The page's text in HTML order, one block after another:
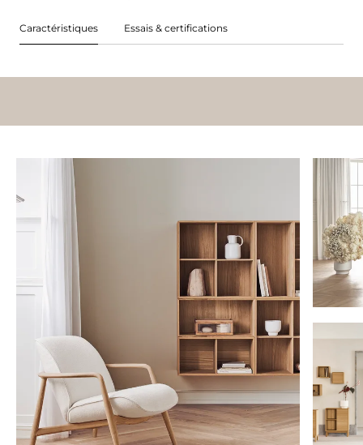
Caractéristiques Essais & certifications